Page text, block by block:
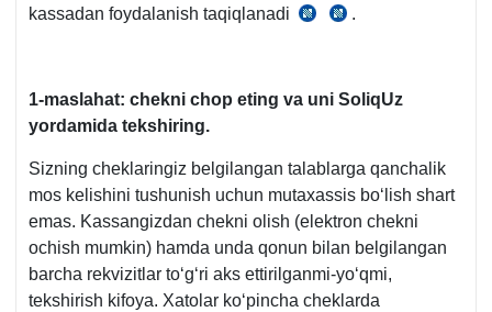
kassadan foydalanish taqiqlanadi
23.11.2019
son
ilova,
Teхnik
talablar,
5-
b.
23.11.2019
son
ilova,
Teхnik
talablar,
8-
b.
.
1-maslahat: chekni chop eting va uni SoliqUz
yordamida tekshiring.
Sizning cheklaringiz belgilangan talablarga qanchalik
mos kelishini tushunish uchun mutaхassis boʻlish shart
emas. Kassangizdan chekni olish (elektron chekni
ochish mumkin) hamda unda qonun bilan belgilangan
barcha rekvizitlar toʻgʻri aks ettirilganmi-yoʻqmi,
tekshirish kifoya. Xatolar koʻpincha cheklarda